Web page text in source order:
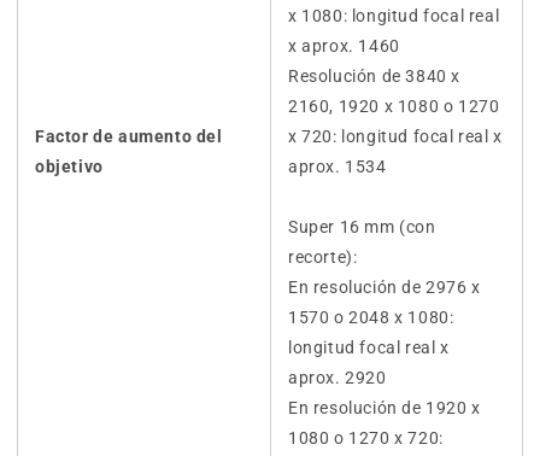
Factor de aumento del
objetivo
x 1080: longitud focal real
x aprox. 1460
Resolución de 3840 x
2160, 1920 x 1080 o 1270
x 720: longitud focal real x
aprox. 1534
Super 16 mm (con
recorte):
En resolución de 2976 x
1570 o 2048 x 1080:
longitud focal real x
aprox. 2920
En resolución de 1920 x
1080 o 1270 x 720: